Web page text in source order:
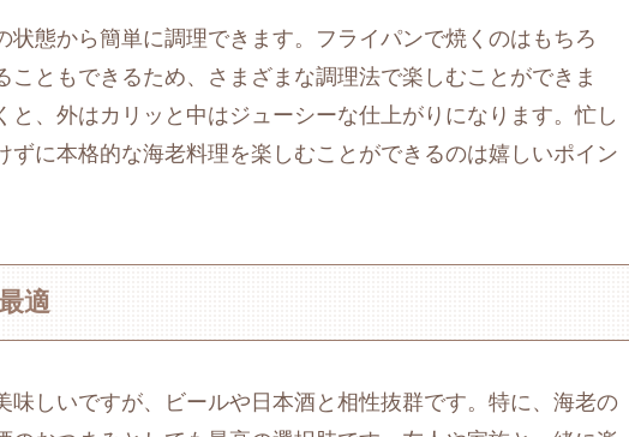
状態から簡単に調理できます。フライパンで焼くのはもちろ
こともできるため、さまざまな調理法で楽しむことができま
と、外はカリッと中はジューシーな仕上がりになります。忙し
ずに本格的な海老料理を楽しむことができるのは嬉しいポイン
適
味しいですが、ビールや日本酒と相性抜群です。特に、海老の